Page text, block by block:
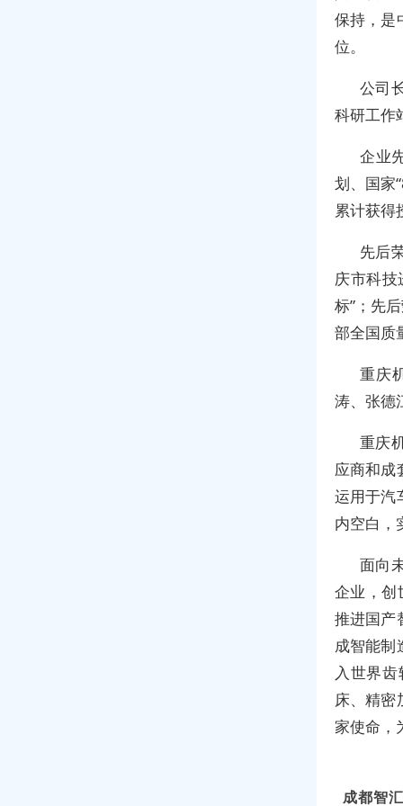
保持，是
位。
公司
科研工作
企业
划、国家
累计获得
先后
庆市科技
标”；先
部全国质
重庆
涛、张德
重庆
应商和成
运用于汽
内空白，
面向
企业，创
推进国产
成智能制
入世界
床、精密
家使命，
成都智